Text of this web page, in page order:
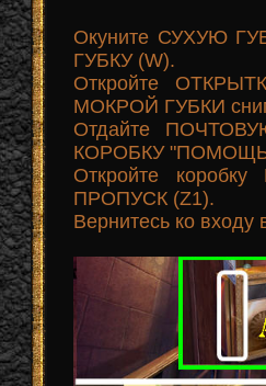
Окуните СУХУЮ
ГУБКУ (W).
Откройте
МОКРОЙ ГУБКИ
Отдайте
КОРОБКУ
Откройте
ПРОПУСК (Z1).
Вернитесь ко входу